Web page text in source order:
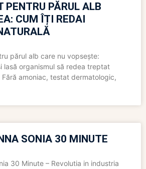
PENTRU PĂRUL ALB
CUM ÎȚI REDAI
părul alb care nu vopsește:
lasă organismul să redea treptat
amoniac, testat dermatologic,
SONIA 30 MINUTE
30 Minute – Revolutia in industria